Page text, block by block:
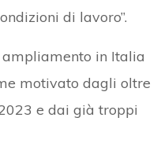
di lavoro”.
in Italia
motivato dagli oltre
e dai già troppi